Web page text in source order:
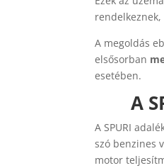
A megoldás
elsősorban
esetében.
A
A SPURI
szó benzines
motor